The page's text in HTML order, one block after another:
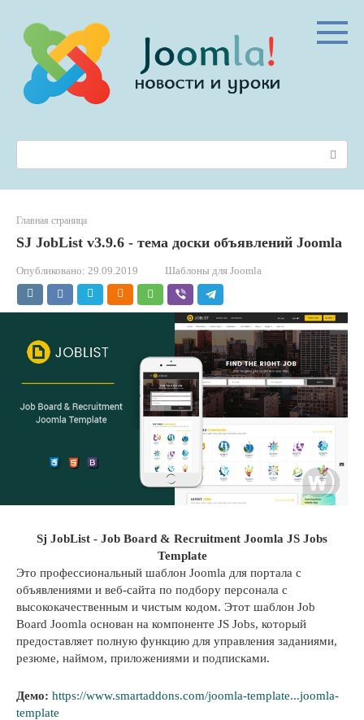
контенту
Главная страница
SJ JobList v3.9.6 - тема доски объявлений Joomla
Опубликовано: 29.09.2019 Шаблоны для Joomla
Sj JobList - Job Board & Recruitment Joomla JS Jobs
Template
Это профессиональный шаблон Joomla для портала с
объявлениями и веб-сайта по подбору персонала с
высококачественным и чистым кодом. Этот шаблон Job
Board Joomla основан на компоненте JS Jobs, который
предоставляет полную функцию для управления заданиями,
резюме, наймом, приложениями и подписками.
Демо: https://www.smartaddons.com/joomla-template...joomla-
template